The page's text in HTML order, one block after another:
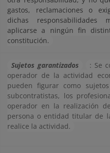
gastos, reclamaciones o
dichas responsabilidades
aplicarse a ningún fin
constitución.
Sujetos garantizados
: Se
operador de la actividad
pueden figurar como
subcontratistas, los
operador en la realización
persona o entidad titular de
realice la actividad.